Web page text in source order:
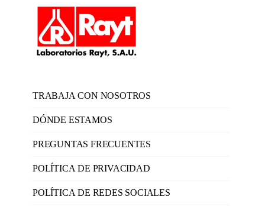
TRABAJA CON NOSOTROS
DÓNDE ESTAMOS
PREGUNTAS FRECUENTES
POLÍTICA DE PRIVACIDAD
POLÍTICA DE REDES SOCIALES